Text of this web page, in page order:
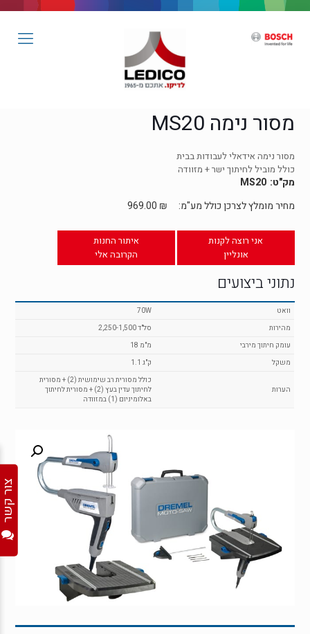
מסור נימה MS20
מסור נימה אידאלי לעבודות בבית
כולל מוביל לחיתוך ישר + מזוודה
MS20
מחיר מומלץ לצרכן כולל מע"מ:
969.00 ₪
אני רוצה לקנות
אונליין
איתור החנות
הקרובה אלי
נתוני ביצועים
70W
וואט
2,250-1,500 סל"ד
מהירות
18 מ"מ
עומק חיתוך מירבי
1.1 ק"ג
משקל
כולל מסורית רב שימושית (2) + מסורית
לחיתוך עדין בעץ (2) + מסורית לחיתוך
באלומיניום (1) במזוודה
הערות